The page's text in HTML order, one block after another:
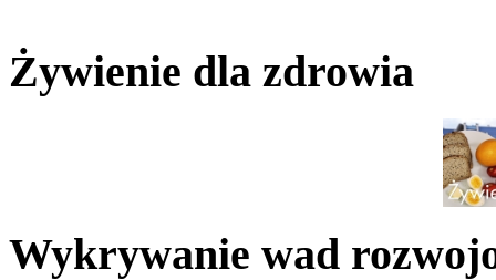
Żywienie dla zdrowia
Wykrywanie wad